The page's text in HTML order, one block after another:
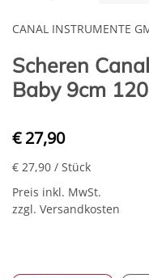
CANAL INSTRUMENTE
Scheren
Baby 9cm
€ 27,90
€ 27,90 / Stück
Preis inkl. MwSt.
zzgl. Versandkosten